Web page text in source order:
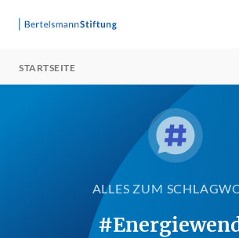
STARTSEITE
ALLES ZUM